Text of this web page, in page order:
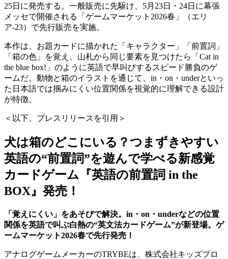
25日に発売する。一般販売に先駆け、5月23日・24日に幕張
メッセで開催される「ゲームマーケット2026春」（エリ
ア-23）で先行販売を実施。
本作は、お題カードに描かれた「キャラクター」「前置詞」
「箱の色」を覚え、山札から同じ要素を見つけたら「Cat in
the blue box!」のように英語で早叫びするスピード勝負のゲ
ームだ。動物と箱のイラストを通じて、in・on・underといっ
た日本語では掴みにくい位置関係を視覚的に理解できる設計
が特徴。
＜以下、プレスリリースを引用＞
犬は箱のどこにいる？つまずきやすい
英語の“前置詞”を遊んで学べる新感覚
カードゲーム『英語の前置詞 in the
BOX』発売！
「覚えにくい」をあそびで解決。in・on・underなどの位置
関係を英語で叫ぶ白熱の“英文法カードゲーム”が新登場。ゲ
ームマーケット2026春で先行発売！
アナログゲームメーカーのTRYBEは、株式会社キッズプロ